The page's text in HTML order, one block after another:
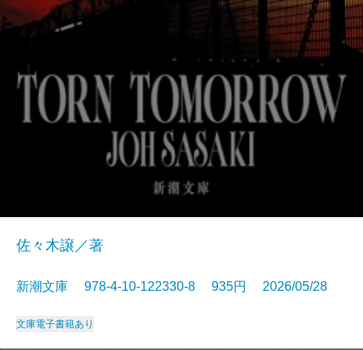
佐々木譲／著
新潮文庫 978-4-10-122330-8 935円 2026/05/28
文庫電子書籍あり